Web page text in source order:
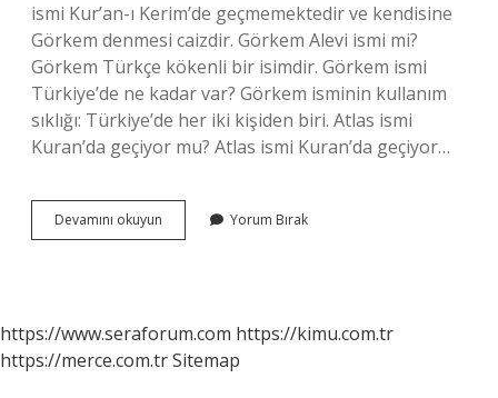
ismi Kur’an-ı Kerim’de geçmemektedir ve kendisine
Görkem denmesi caizdir. Görkem Alevi ismi mi?
Görkem Türkçe kökenli bir isimdir. Görkem ismi
Türkiye’de ne kadar var? Görkem isminin kullanım
sıklığı: Türkiye’de her iki kişiden biri. Atlas ismi
Kuran’da geçiyor mu? Atlas ismi Kuran’da geçiyor…
Devamını okuyun Görkem
Ne
Yorum Bırak
https://www.seraforum.com https://kimu.com.tr
https://merce.com.trSitemap